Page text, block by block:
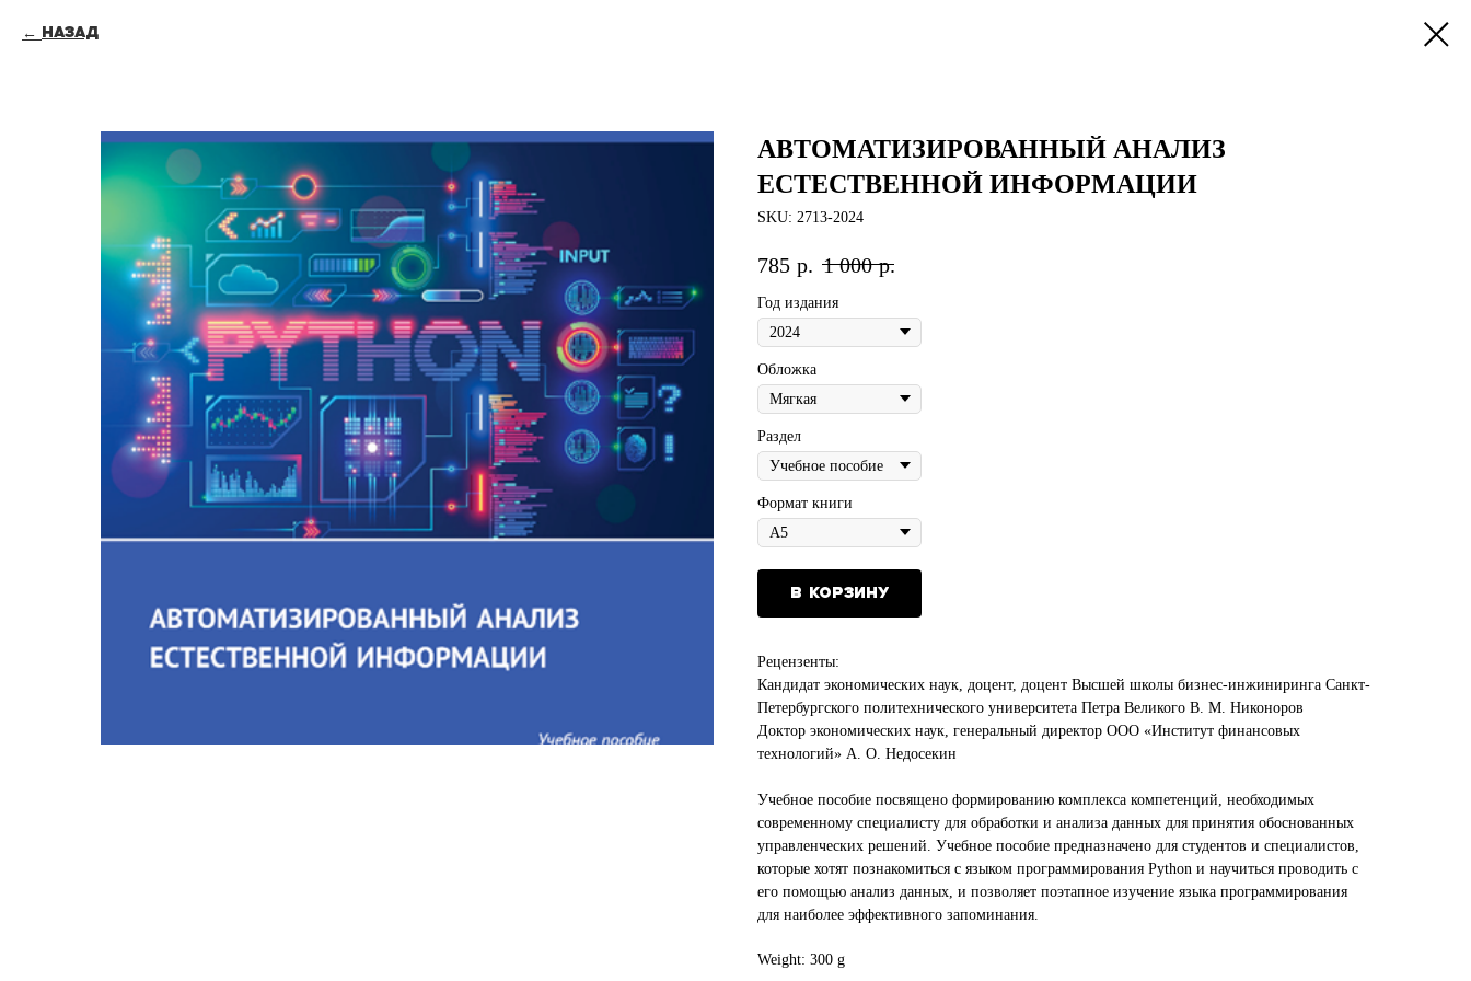
Назад
АВТОМАТИЗИРОВАННЫЙ АНАЛИЗ
ЕСТЕСТВЕННОЙ ИНФОРМАЦИИ
SKU: 2713-2024
785 р. 1 000 р.
Год издания
Обложка
Раздел
Формат книги
В корзину
Рецензенты:
Кандидат экономических наук, доцент, доцент Высшей школы бизнес-инжиниринга Санкт-
Петербургского политехнического университета Петра Великого В. М. Никоноров
Доктор экономических наук, генеральный директор ООО «Институт финансовых
технологий» А. О. Недосекин
Учебное пособие посвящено формированию комплекса компетенций, необходимых
современному специалисту для обработки и анализа данных для принятия обоснованных
управленческих решений. Учебное пособие предназначено для студентов и специалистов,
которые хотят познакомиться с языком программирования Python и научиться проводить с
его помощью анализ данных, и позволяет поэтапное изучение языка программирования
для наиболее эффективного запоминания.
Weight: 300 g